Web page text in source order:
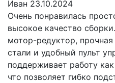
Иван 23.10.2024
Очень понравилась
высокое качество
мотор-редуктор,
стали и удобный пульт
поддерживает работу
что позволяет гибко